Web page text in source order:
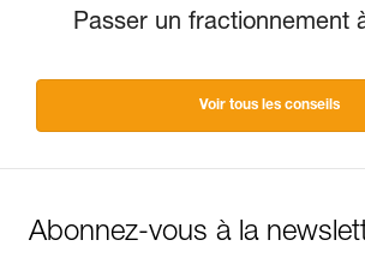
Passer un fractionnement
Voir tous les conseils
Abonnez-vous à la